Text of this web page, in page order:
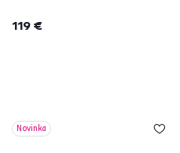
119 €
Novinka